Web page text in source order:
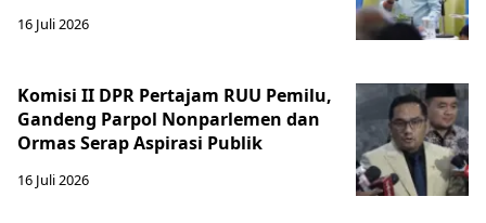
16 Juli 2026
Komisi II DPR Pertajam RUU Pemilu,
Gandeng Parpol Nonparlemen dan
Ormas Serap Aspirasi Publik
16 Juli 2026